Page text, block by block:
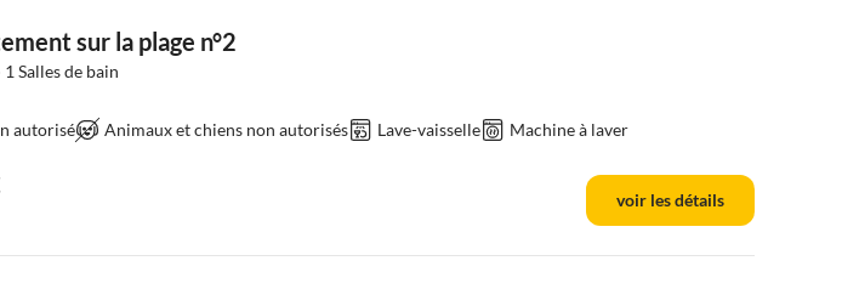
sur la plage n°2
Salles de bain
autorisé Animaux et chiens non autorisés Lave-vaisselle Machine à laver
voir les détails